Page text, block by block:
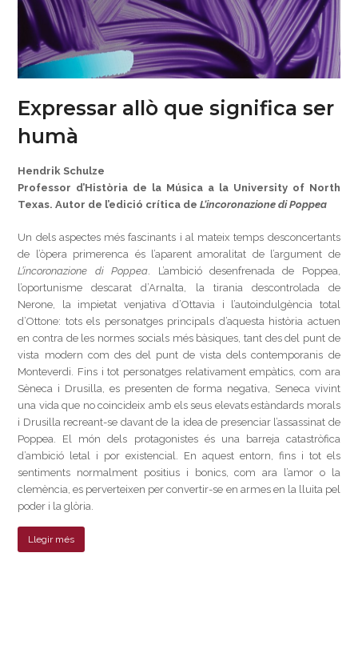
Expressar allò que significa ser
humà
Hendrik Schulze
Professor d’Història de la Música a la University of North
Texas. Autor de l’edició crítica deL’incoronazione di Poppea
Un dels aspectes més fascinants i al mateix temps desconcertants
de l’òpera primerenca és l’aparent amoralitat de l’argument de
L’incoronazione di Poppea. L’ambició desenfrenada de Poppea,
l’oportunisme descarat d’Arnalta, la tirania descontrolada de
Nerone, la impietat venjativa d’Ottavia i l’autoindulgència total
d’Ottone: tots els personatges principals d’aquesta història actuen
en contra de les normes socials més bàsiques, tant des del punt de
vista modern com des del punt de vista dels contemporanis de
Monteverdi. Fins i tot personatges relativament empàtics, com ara
Sèneca i Drusilla, es presenten de forma negativa, Seneca vivint
una vida que no coincideix amb els seus elevats estàndards morals
i Drusilla recreant-se davant de la idea de presenciar l’assassinat de
Poppea. El món dels protagonistes és una barreja catastròfica
d’ambició letal i por existencial. En aquest entorn, fins i tot els
sentiments normalment positius i bonics, com ara l’amor o la
clemència, es perverteixen per convertir-se en armes en la lluita pel
poder i la glòria.
Llegir més